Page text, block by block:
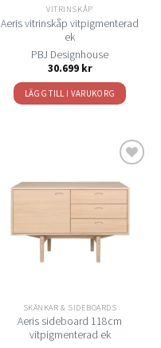
VITRINSKÅP
Aeris vitrinskåp vitpigmenterad
ek
PBJ Designhouse
30.699 kr
LÄGG TILL I VARUKORG
Lägg
till i
SKÄNKAR & SIDEBOARDS
Aeris sideboard 118cm
vitpigmenterad ek